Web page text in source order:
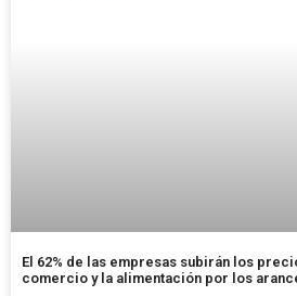
El 62% de las empresas subirán los
comercio y la alimentación por los